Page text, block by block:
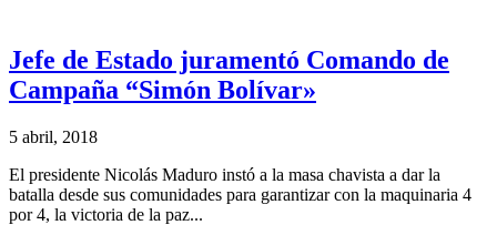
Jefe de Estado juramentó Comando de
Campaña “Simón Bolívar»
5 abril, 2018
El presidente Nicolás Maduro instó a la masa chavista a dar la
batalla desde sus comunidades para garantizar con la maquinaria 4
por 4, la victoria de la paz...